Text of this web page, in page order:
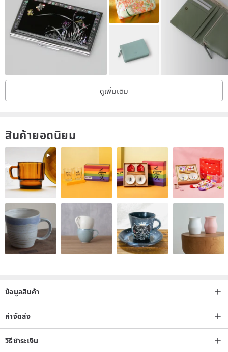
Delivery method
International e-packet (Deliverytime depends on the addressee)
* Details and colors of the images may slightly different from ones
of
Real products depends on your circumstance of viewing.
We will inform you of the adjustment method if you can contact us.
Production place / Production method
ดูเพิ่มเติม
สินค้ายอดนิยม
ข้อมูลสินค้า
ค่าจัดส่ง
วิธีชำระเงิน